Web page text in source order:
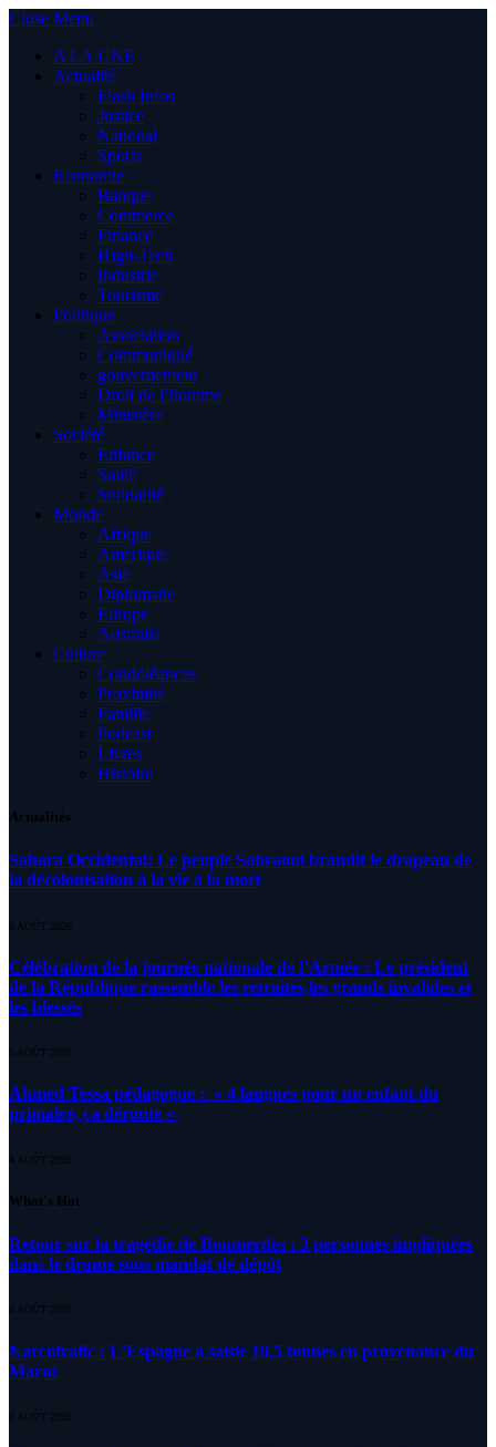
Close Menu
A LA UNE
Actualité
Flash Infos
Justice
National
Sports
Economie
Banque
Commerce
Finance
High-Tech
Industrie
Tourisme
Politique
Association
Communiqué
gouvernement
Droit de l’homme
Ministère
Société
Enfance
Santé
Solidarité
Monde
Afrique
Amérique
Asie
Diplomatie
Europe
Australia
Culture
Condoléances
Proximité
Famille
Podcast
Livres
Histoire
Actualités
Sahara Occidental: Le peuple Sahraoui brandit le drapeau de
la décolonisation à la vie à la mort
8 AOÛT 2026
Célébration de la journée nationale de l’Armée : Le président
de la République rassemble les retraités,les grands invalides et
les blessés
5 AOÛT 2026
Ahmed Tessa pédagogue : » 4 langues pour un enfant du
primaire, ça déroute «
4 AOÛT 2026
What's Hot
Retour sur la tragédie de Boumerdes : 3 personnes impliquées
dans le drame sous mandat de dépôt
8 AOÛT 2026
Narcotrafic : L’Espagne a saisie 10,5 tonnes en provenance du
Maroc
8 AOÛT 2026